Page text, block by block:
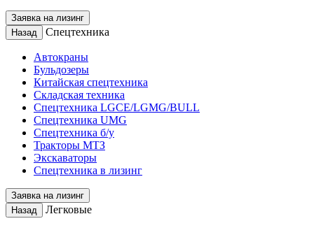
Заявка на лизинг
Назад
Спецтехника
Автокраны
Бульдозеры
Китайская спецтехника
Складская техника
Спецтехника LGCE/LGMG/BULL
Спецтехника UMG
Спецтехника б/у
Тракторы МТЗ
Экскаваторы
Спецтехника в лизинг
Заявка на лизинг
Назад
Легковые